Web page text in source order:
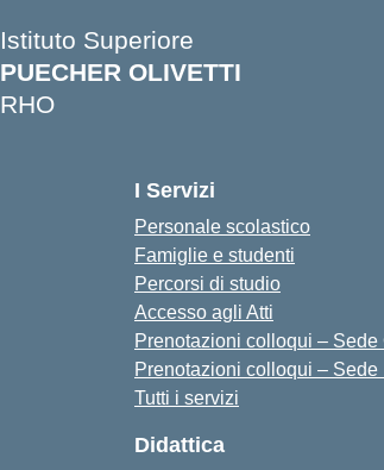
Istituto Superiore
PUECHER OLIVETTI
RHO
I Servizi
Personale scolastico
Famiglie e studenti
Percorsi di studio
Accesso agli Atti
Prenotazioni colloqui – Sede
Prenotazioni colloqui – Sede
Tutti i servizi
Didattica